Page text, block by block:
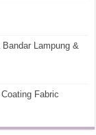
Lampung &
Fabric